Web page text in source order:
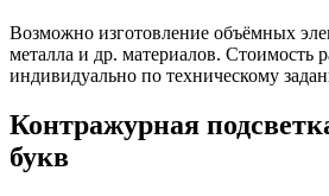
Возможно изготовление объёмных
металла и др. материалов. Стоимость
индивидуально по техническому
Контражурная
букв